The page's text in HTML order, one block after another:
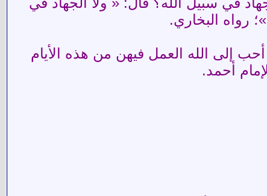
رواه البخاري.
إلى الله العمل فيهن من هذه الأيام
أحمد.